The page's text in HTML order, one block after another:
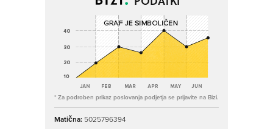
* Za podroben prikaz poslovanja podjetja se prijavite na Bizi.
Matična: 5025796394